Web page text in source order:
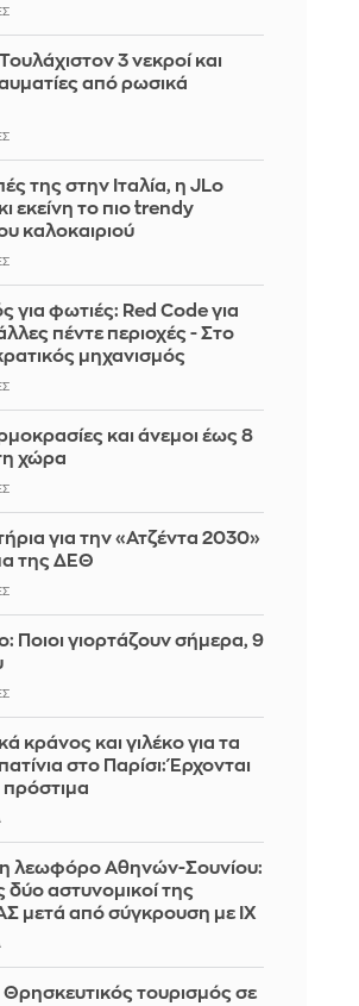
3 νεκροί και
από ρωσικά
της στην Ιταλία, η JLo
εκείνη το πιο trendy
καλοκαιριού
για φωτιές: Red Code για
πέντε περιοχές - Στο
μηχανισμός
και άνεμοι έως 8
χώρα
για την «Ατζέντα 2030»
της ΔΕΘ
Ποιοι γιορτάζουν σήμερα, 9
κράνος και γιλέκο για τα
στο Παρίσι: Έρχονται
λεωφόρο Αθηνών-Σουνίου:
δύο αστυνομικοί της
μετά από σύγκρουση με ΙΧ
τουρισμός σε